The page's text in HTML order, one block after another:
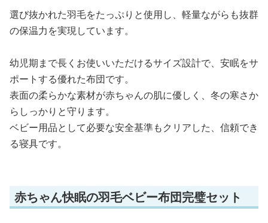
選び抜かれた羽毛をたっぷりと使用し、軽量ながらも抜群
の保温力を実現しています。
幼児期まで長くお使いいただけるサイズ設計で、安眠をサ
ポートする優れた布団です。
表面の柔らかな素材が赤ちゃんの肌に優しく、冬の寒さか
らしっかりと守ります。
ベビー用品として必要な安全基準もクリアした、信頼でき
る寝具です。
赤ちゃん快眠の羽毛ベビー布団完璧セット